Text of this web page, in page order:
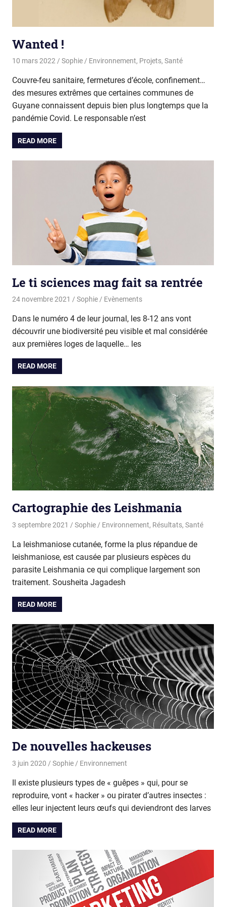
Wanted !
10 mars 2022 Sophie Environnement, Projets, Santé
Couvre-feu sanitaire, fermetures d’école, confinement…
des mesures extrêmes que certaines communes de
Guyane connaissent depuis bien plus longtemps que la
pandémie Covid. Le responsable n’est
READ MORE
Le ti sciences mag fait sa rentrée
24 novembre 2021 Sophie Evènements
Dans le numéro 4 de leur journal, les 8-12 ans vont
découvrir une biodiversité peu visible et mal considérée
aux premières loges de laquelle… les
READ MORE
Cartographie des Leishmania
3 septembre 2021 Sophie Environnement, Résultats, Santé
La leishmaniose cutanée, forme la plus répandue de
leishmaniose, est causée par plusieurs espèces du
parasite Leishmania ce qui complique largement son
traitement. Sousheita Jagadesh
READ MORE
De nouvelles hackeuses
3 juin 2020 Sophie Environnement
Il existe plusieurs types de « guêpes » qui, pour se
reproduire, vont « hacker » ou pirater d’autres insectes :
elles leur injectent leurs œufs qui deviendront des larves
READ MORE